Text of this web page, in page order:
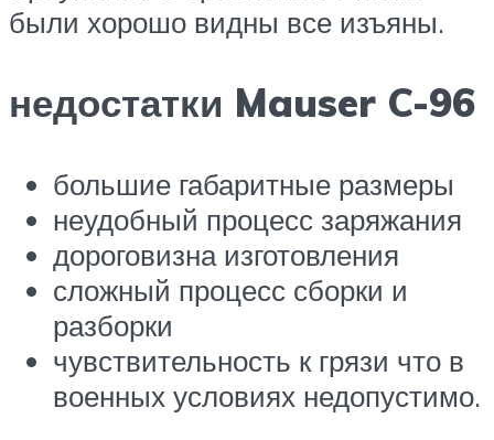
были хорошо видны все изъяны.
недостатки Mauser C-96
большие габаритные размеры
неудобный процесс заряжания
дороговизна изготовления
сложный процесс сборки и
разборки
чувствительность к грязи что в
военных условиях недопустимо.